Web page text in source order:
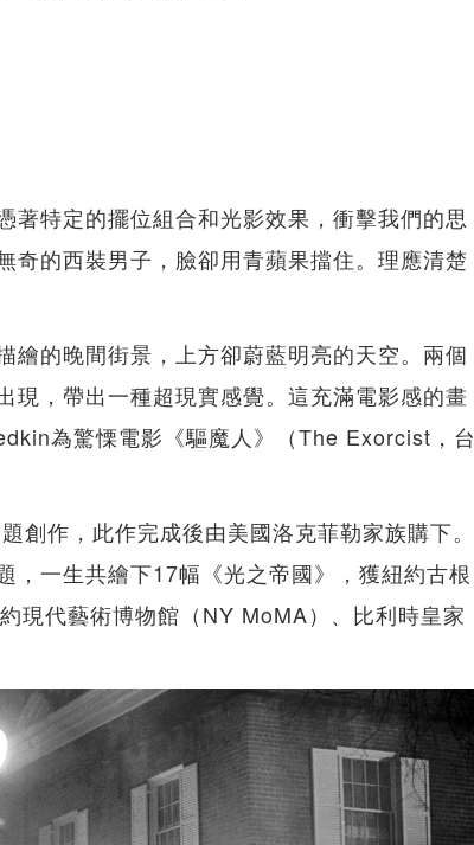
著特定的擺位組合和光影效果，衝擊我們的思
奇的西裝男子，臉卻用青蘋果擋住。理應清楚
繪的晚間街景，上方卻蔚藍明亮的天空。兩個
現，帶出一種超現實感覺。這充滿電影感的畫
為驚慄電影《驅魔人》（The Exorcist，台
創作，此作完成後由美國洛克菲勒家族購下。
，一生共繪下17幅《光之帝國》，獲紐約古根
現代藝術博物館（NY MoMA）、比利時皇家